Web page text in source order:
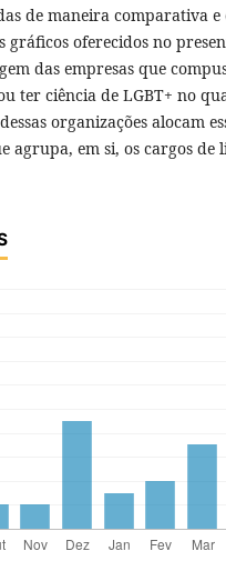
de maneira comparativa
gráficos oferecidos no
das empresas que
ter ciência de LGBT+ no
organizações alocam
agrupa, em si, os cargos de